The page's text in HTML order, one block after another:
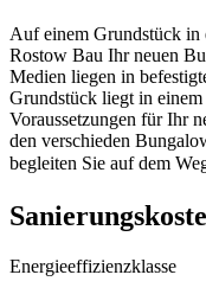
Auf einem Grundstück in
Rostow Bau Ihr neuen
Medien liegen in
Grundstück liegt in
Voraussetzungen für Ihr
den verschieden
begleiten Sie auf dem
Energieeffizienzklasse